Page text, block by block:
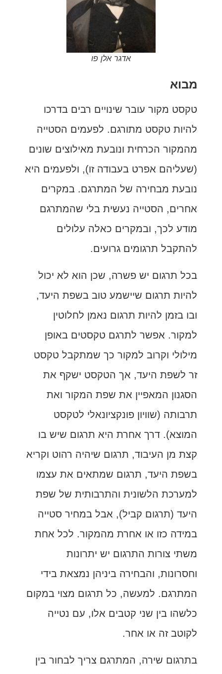
אדגר אלן פו
מבוא
טקסט מקור עובר שינויים רבים בדרכו
להיות טקסט מתורגם. לפעמים הסטייה
מהמקור הכרחית ונובעת מאילוצים שונים
(שעליהם אפרט בעבודה זו), ולפעמים היא
נובעת מבחירה של המתרגם. במקרים
אחרים, הסטייה נעשית בלי שהמתרגם
מודע לכך, ובמקרים כאלה עלולים
להתקבל תרגומים גרועים.
בכל תרגום יש פשרה, שכן הוא לא יכול
להיות תרגום שיישמע טוב בשפת היעד,
ובו בזמן להיות תרגום נאמן לחלוטין
למקור. אפשר לתרגם טקסטים באופן
מילולי וקרוב למקור כך שמתקבל טקסט
זר לשפת היעד, אך הטקסט ישקף את
הסגנון המאפיין את שפת המקור ואת
תרבותה (שוויון פונקציונאלי לטקסט
המוצא). דרך אחרת היא תרגום שיש בו
קצת מן העיבוד, תרגום שיהיה רהוט וקריא
בשפת היעד, תרגום שמתאים את עצמו
למערכת הלשונית והתרבותית של שפת
היעד (תרגום קביל), אבל במחיר סטייה
במידה כזו או אחרת מהמקור. לכל אחת
משתי צורות התרגום יש יתרונות
וחסרונות, והבחירה ביניהן נמצאת בידי
המתרגם. למעשה, כל תרגום מצוי במקום
כלשהו בין שני קטבים אלו, עם נטייה
לקוטב זה או אחר.
בתרגום שירה, המתרגם צריך לבחור בין